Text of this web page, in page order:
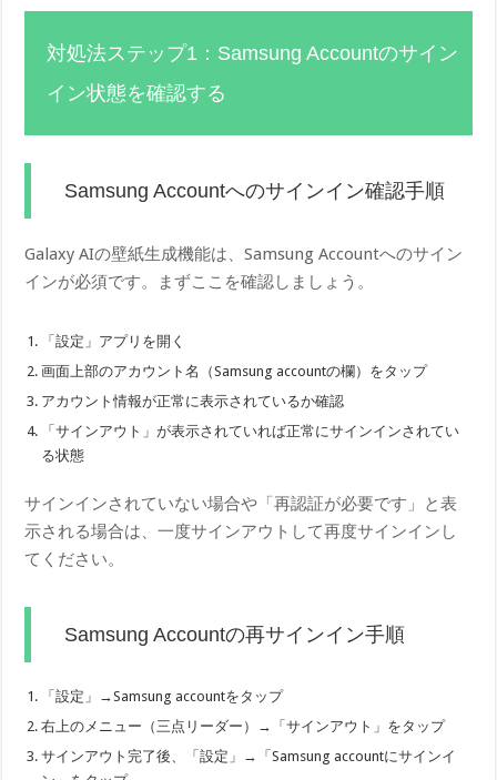
対処法ステップ1：Samsung Accountのサイン
イン状態を確認する
Samsung Accountへのサインイン確認手順
Galaxy AIの壁紙生成機能は、Samsung Accountへのサイン
インが必須です。まずここを確認しましょう。
「設定」アプリを開く
画面上部のアカウント名（Samsung accountの欄）をタップ
アカウント情報が正常に表示されているか確認
「サインアウト」が表示されていれば正常にサインインされてい
る状態
サインインされていない場合や「再認証が必要です」と表
示される場合は、一度サインアウトして再度サインインし
てください。
Samsung Accountの再サインイン手順
「設定」→Samsung accountをタップ
右上のメニュー（三点リーダー）→「サインアウト」をタップ
サインアウト完了後、「設定」→「Samsung accountにサインイ